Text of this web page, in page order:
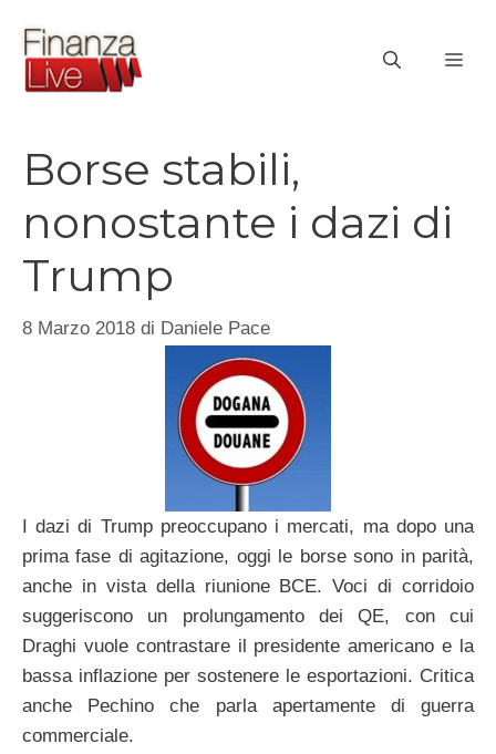
contenuto
Borse stabili,
nonostante i dazi di
Trump
8 Marzo 2018 di Daniele Pace
I dazi di Trump preoccupano i mercati, ma dopo una
prima fase di agitazione, oggi le borse sono in parità,
anche in vista della riunione BCE. Voci di corridoio
suggeriscono un prolungamento dei QE, con cui
Draghi vuole contrastare il presidente americano e la
bassa inflazione per sostenere le esportazioni. Critica
anche Pechino che parla apertamente di guerra
commerciale.